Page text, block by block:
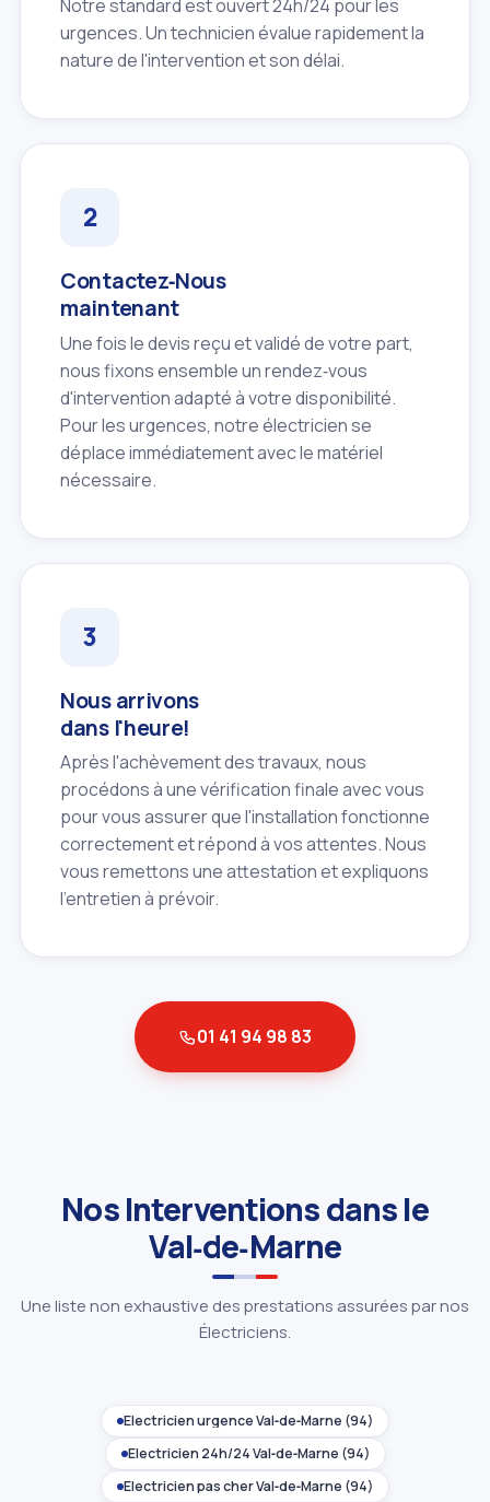
Notre standard est ouvert 24h/24 pour les
urgences. Un technicien évalue rapidement la
nature de l'intervention et son délai.
Contactez‑Nous
maintenant
Une fois le devis reçu et validé de votre part,
nous fixons ensemble un rendez‑vous
d'intervention adapté à votre disponibilité.
Pour les urgences, notre électricien se
déplace immédiatement avec le matériel
nécessaire.
Nous arrivons
dans l'heure!
Après l'achèvement des travaux, nous
procédons à une vérification finale avec vous
pour vous assurer que l'installation fonctionne
correctement et répond à vos attentes. Nous
vous remettons une attestation et expliquons
l'entretien à prévoir.
01 41 94 98 83
Nos Interventions dans le
Val‑de‑Marne
Une liste non exhaustive des prestations assurées par nos
Électriciens.
Électricien urgence Val‑de‑Marne (94)
Électricien 24h/24 Val‑de‑Marne (94)
Électricien pas cher Val‑de‑Marne (94)